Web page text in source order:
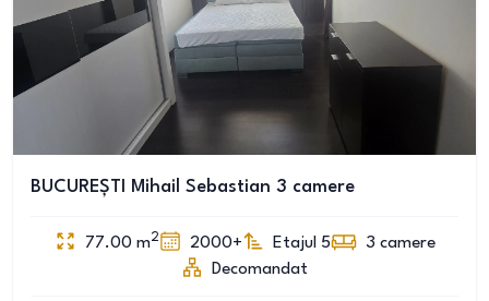
BUCUREȘTI Mihail Sebastian 3 camere
77.00 m2 2000+ Etajul 5 3 camere
Decomandat